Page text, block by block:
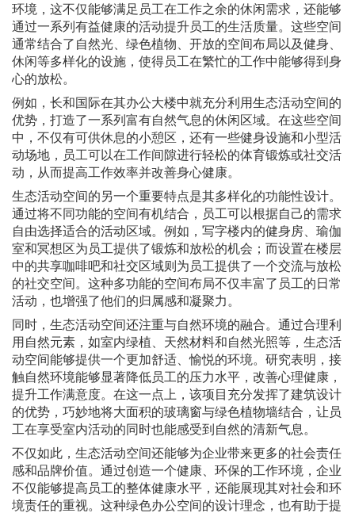
环境，这不仅能够满足员工在工作之余的休闲需求，还能够
通过一系列有益健康的活动提升员工的生活质量。这些空间
通常结合了自然光、绿色植物、开放的空间布局以及健身、
休闲等多样化的设施，使得员工在繁忙的工作中能够得到身
心的放松。
例如，长和国际在其办公大楼中就充分利用生态活动空间的
优势，打造了一系列富有自然气息的休闲区域。在这些空间
中，不仅有可供休息的小憩区，还有一些健身设施和小型活
动场地，员工可以在工作间隙进行轻松的体育锻炼或社交活
动，从而提高工作效率并改善身心健康。
生态活动空间的另一个重要特点是其多样化的功能性设计。
通过将不同功能的空间有机结合，员工可以根据自己的需求
自由选择适合的活动区域。例如，写字楼内的健身房、瑜伽
室和冥想区为员工提供了锻炼和放松的机会；而设置在楼层
中的共享咖啡吧和社交区域则为员工提供了一个交流与放松
的社交空间。这种多功能的空间布局不仅丰富了员工的日常
活动，也增强了他们的归属感和凝聚力。
同时，生态活动空间还注重与自然环境的融合。通过合理利
用自然元素，如室内绿植、天然材料和自然光照等，生态活
动空间能够提供一个更加舒适、愉悦的环境。研究表明，接
触自然环境能够显著降低员工的压力水平，改善心理健康，
提升工作满意度。在这一点上，该项目充分发挥了建筑设计
的优势，巧妙地将大面积的玻璃窗与绿色植物墙结合，让员
工在享受室内活动的同时也能感受到自然的清新气息。
不仅如此，生态活动空间还能够为企业带来更多的社会责任
感和品牌价值。通过创造一个健康、环保的工作环境，企业
不仅能够提高员工的整体健康水平，还能展现其对社会和环
境责任的重视。这种绿色办公空间的设计理念，也有助于提